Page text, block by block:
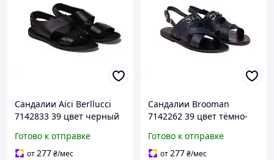
Сандалии Aici Berllucci
7142833 39 цвет черный
Готово к отправке
от277₴/мес
Сандалии Brooman
7142262 39 цвет тёмно-
Готово к отправке
от277₴/мес